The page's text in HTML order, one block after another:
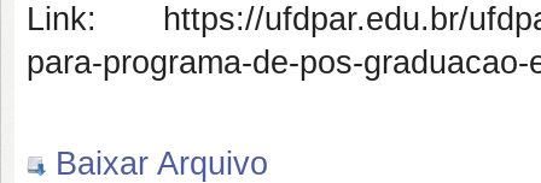
Link: https://ufdpar.edu.br/
para-programa-de-pos-
Baixar Arquivo